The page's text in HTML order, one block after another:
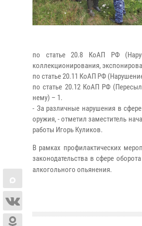
по статье 20.8 КоАП РФ
коллекционирования,
по статье 20.11 КоАП РФ
по статье 20.12 КоАП РФ
нему) – 1.
- За различные нарушения в
оружия, - отметил заместитель
работы Игорь Куликов.
В рамках профилактических
законодательства в сфере
алкогольного опьянения.